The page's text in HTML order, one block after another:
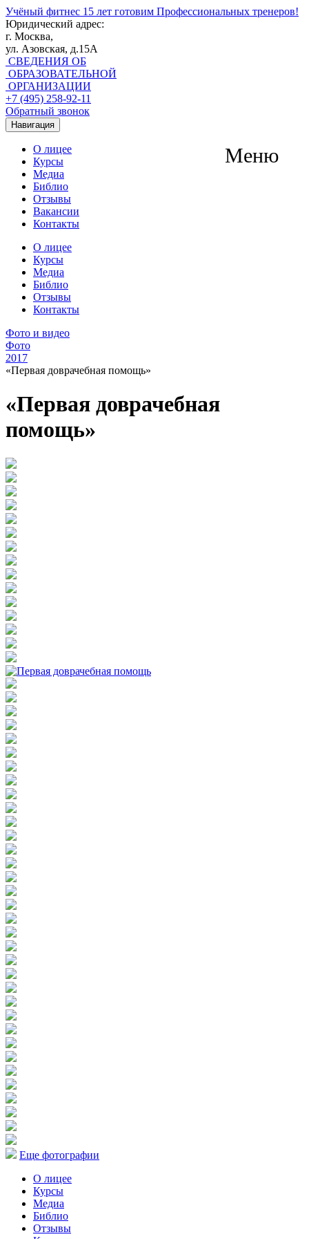
Учёный фитнес 15 лет готовим Профессиональных тренеров!
Юридический адрес:
г. Москва,
ул. Азовская, д.15А
СВЕДЕНИЯ ОБ
ОБРАЗОВАТЕЛЬНОЙ
ОРГАНИЗАЦИИ
+7 (495) 258-92-11
Обратный звонок
Навигация
Меню
О лицее
Курсы
Медиа
Библио
Отзывы
Вакансии
Контакты
О лицее
Курсы
Медиа
Библио
Отзывы
Контакты
Фото и видео
Фото
2017
«Первая доврачебная помощь»
«Первая доврачебная
помощь»
Еще фотографии
О лицее
Курсы
Медиа
Библио
Отзывы